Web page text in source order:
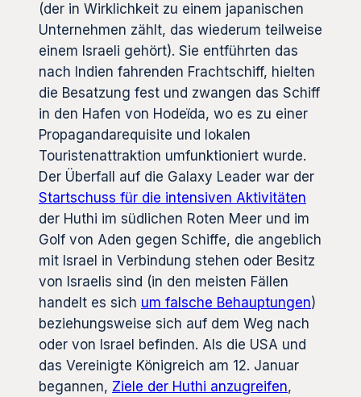
(der in Wirklichkeit zu einem japanischen
Unternehmen zählt, das wiederum teilweise
einem Israeli gehört). Sie entführten das
nach Indien fahrenden Frachtschiff, hielten
die Besatzung fest und zwangen das Schiff
in den Hafen von Hodeïda, wo es zu einer
Propagandarequisite und lokalen
Touristenattraktion umfunktioniert wurde.
Der Überfall auf die Galaxy Leader war der
Startschuss für die intensiven Aktivitäten
der Huthi im südlichen Roten Meer und im
Golf von Aden gegen Schiffe, die angeblich
mit Israel in Verbindung stehen oder Besitz
von Israelis sind (in den meisten Fällen
handelt es sich um falsche Behauptungen)
beziehungsweise sich auf dem Weg nach
oder von Israel befinden. Als die USA und
das Vereinigte Königreich am 12. Januar
begannen, Ziele der Huthi anzugreifen,